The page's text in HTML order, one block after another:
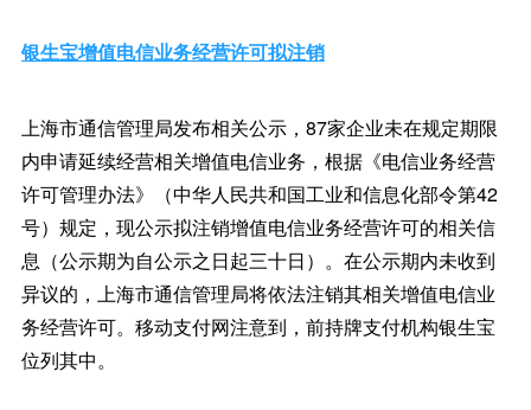
银生宝增值电信业务经营许可拟注销
上海市通信管理局发布相关公示，87家企业未在规定期限
内申请延续经营相关增值电信业务，根据《电信业务经营
许可管理办法》（中华人民共和国工业和信息化部令第42
号）规定，现公示拟注销增值电信业务经营许可的相关信
息（公示期为自公示之日起三十日）。在公示期内未收到
异议的，上海市通信管理局将依法注销其相关增值电信业
务经营许可。移动支付网注意到，前持牌支付机构银生宝
位列其中。